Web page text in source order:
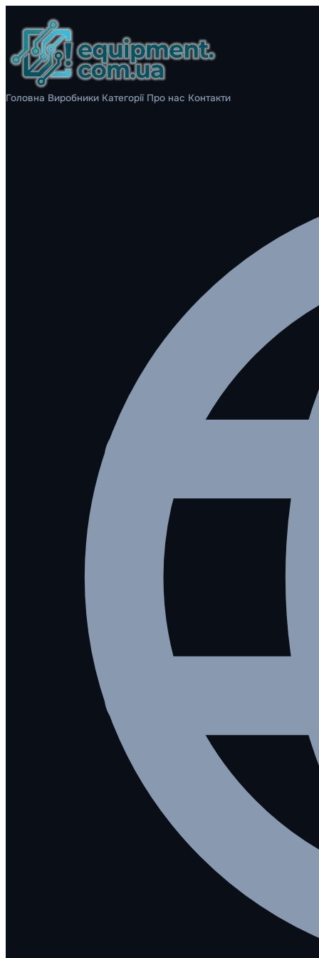
Головна Виробники Категорії Про нас Контакти